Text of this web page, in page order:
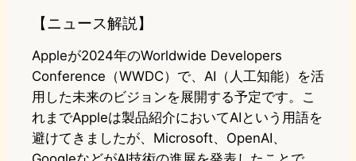
【ニュース解説】
Appleが2024年のWorldwide Developers
Conference（WWDC）で、AI（人工知能）を活
用した未来のビジョンを展開する予定です。こ
れまでAppleは製品紹介においてAIという用語を
避けてきましたが、Microsoft、OpenAI、